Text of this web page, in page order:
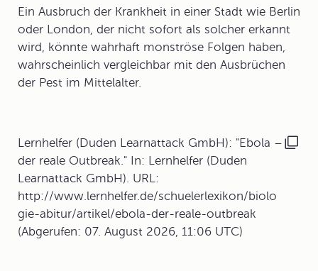
Ein Ausbruch der Krankheit in einer Stadt wie Berlin
oder London, der nicht sofort als solcher erkannt
wird, könnte wahrhaft monströse Folgen haben,
wahrscheinlich vergleichbar mit den Ausbrüchen
der Pest im Mittelalter.
Lernhelfer (Duden Learnattack GmbH): "Ebola –
der reale Outbreak." In: Lernhelfer (Duden
Learnattack GmbH). URL:
http://www.lernhelfer.de/schuelerlexikon/biolo
gie-abitur/artikel/ebola-der-reale-outbreak
(Abgerufen: 07. August 2026, 11:06 UTC)